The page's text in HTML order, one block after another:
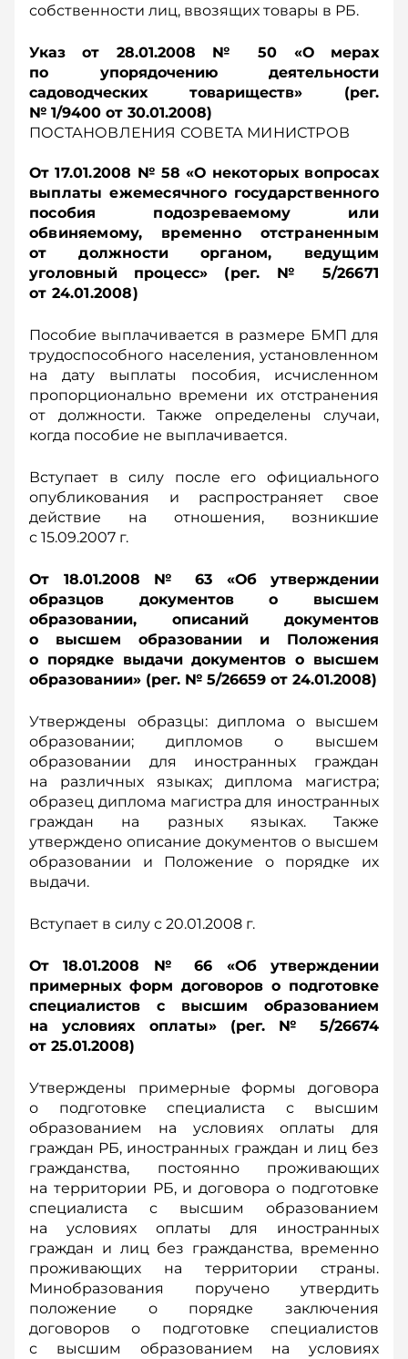
собственности лиц, ввозящих товары в РБ.
Указ от 28.01.2008 № 50 «О мерах
по упорядочению деятельности
садоводческих товариществ» (рег.
№ 1/9400 от 30.01.2008)
ПОСТАНОВЛЕНИЯ СОВЕТА МИНИСТРОВ
От 17.01.2008 № 58 «О некоторых вопросах
выплаты ежемесячного государственного
пособия подозреваемому или
обвиняемому, временно отстраненным
от должности органом, ведущим
уголовный процесс» (рег. № 5/26671
от 24.01.2008)
Пособие выплачивается в размере БМП для
трудоспособного населения, установленном
на дату выплаты пособия, исчисленном
пропорционально времени их отстранения
от должности. Также определены случаи,
когда пособие не выплачивается.
Вступает в силу после его официального
опубликования и распространяет свое
действие на отношения, возникшие
с 15.09.2007 г.
От 18.01.2008 № 63 «Об утверждении
образцов документов о высшем
образовании, описаний документов
о высшем образовании и Положения
о порядке выдачи документов о высшем
образовании» (рег. № 5/26659 от 24.01.2008)
Утверждены образцы: диплома о высшем
образовании; дипломов о высшем
образовании для иностранных граждан
на различных языках; диплома магистра;
образец диплома магистра для иностранных
граждан на разных языках. Также
утверждено описание документов о высшем
образовании и Положение о порядке их
выдачи.
Вступает в силу с 20.01.2008 г.
От 18.01.2008 № 66 «Об утверждении
примерных форм договоров о подготовке
специалистов с высшим образованием
на условиях оплаты» (рег. № 5/26674
от 25.01.2008)
Утверждены примерные формы договора
о подготовке специалиста с высшим
образованием на условиях оплаты для
граждан РБ, иностранных граждан и лиц без
гражданства, постоянно проживающих
на территории РБ, и договора о подготовке
специалиста с высшим образованием
на условиях оплаты для иностранных
граждан и лиц без гражданства, временно
проживающих на территории страны.
Минобразования поручено утвердить
положение о порядке заключения
договоров о подготовке специалистов
с высшим образованием на условиях